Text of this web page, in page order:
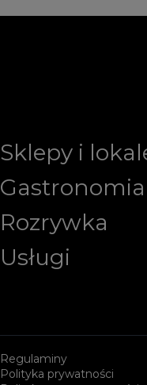
Sklepy i
Gastronomia
Rozrywka
Usługi
Regulaminy
Polityka prywatności